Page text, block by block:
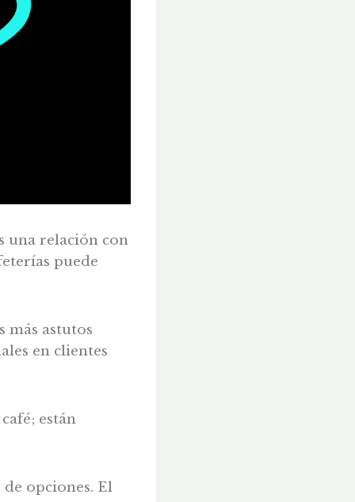
una relación con
puede
más astutos
en clientes
están
opciones. El